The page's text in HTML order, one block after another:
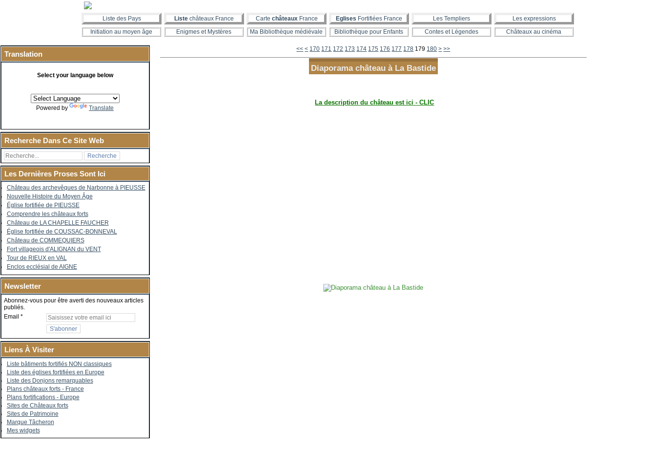
Liste des Pays Liste châteaux France Carte châteauxFrance Eglises Fortifiées France Les Templiers
Les expressions
Initiation au moyen âge
Enigmes et Mystères Ma Bibliothèque médiévale Bibliothèque pour Enfants Contes et Légendes Châteaux au cinéma
Translation
Select your language below
Powered by Translate
Recherche Dans Ce Site Web
Les Dernières Proses Sont Ici
Château des archevêques de Narbonne à PIEUSSE
Nouvelle Histoire du Moyen Âge
Église fortifiée de PIEUSSE
Comprendre les châteaux forts
Château de LA CHAPELLE FAUCHER
Église fortifiée de COUSSAC-BONNEVAL
Château de COMMEQUIERS
Fort villageois d'ALIGNAN du VENT
Tour de RIEUX en VAL
Enclos ecclésial de AIGNE
Newsletter
Abonnez-vous pour être averti des nouveaux articles
publiés.
Email
Liens À Visiter
Liste bâtiments fortifiés NON classiques
Liste des églises fortifiées en Europe
Liste des Donjons remarquables
Plans châteaux forts - France
Plans fortifications - Europe
Sites de Châteaux forts
Sites de Patrimoine
Marque Tâcheron
Mes widgets
<< < 100
110
120
130
140
150
160
170 171 172 173 174 175 176 177 178 179 180 190
200
300
400
500
600
700
800
900
1000
> >>
Diaporama château à La Bastide
La description du château est ici - CLIC